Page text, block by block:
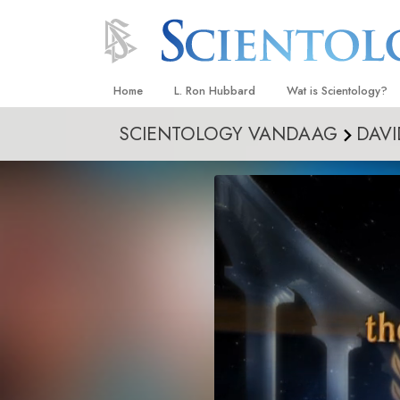
Home L. Ron Hubbard Wat is Scientology?
Overtuigingen &
De Credo’s en
Wat scientologen
Scientology
Maak kennis met
Binnen in een Kerk
De
Een Inleiding tot
SCIENTOLOGY VANDAAG